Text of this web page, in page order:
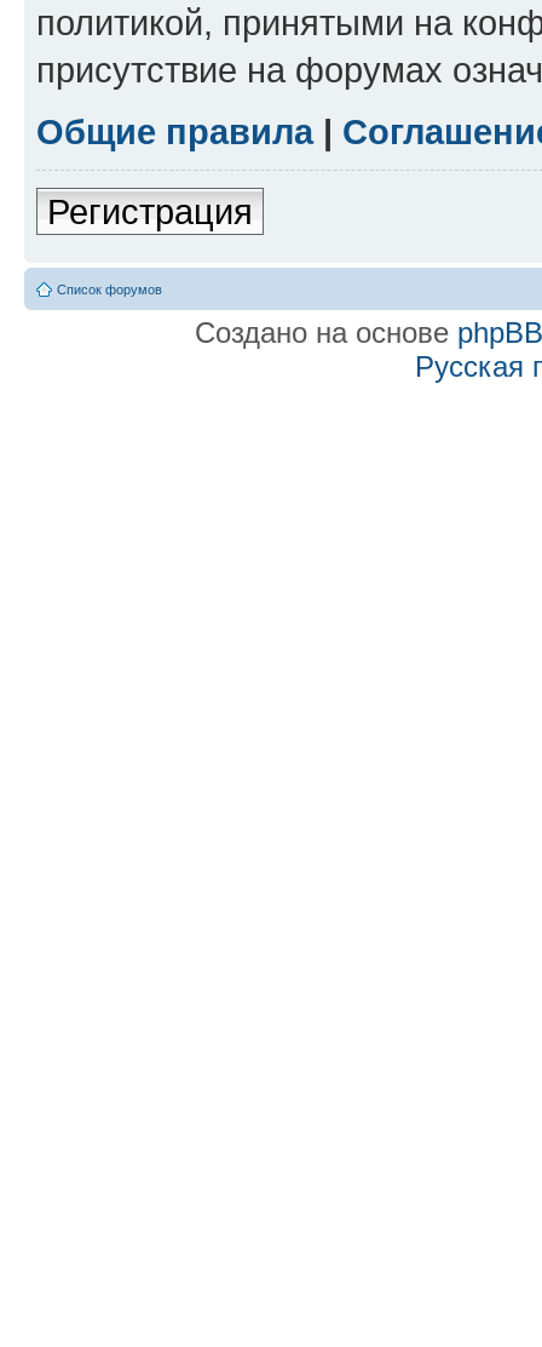
политикой, принятыми на
присутствие на форумах
Общие правила|
Регистрация
Список форумов
Создано на основе phpBB
Русская